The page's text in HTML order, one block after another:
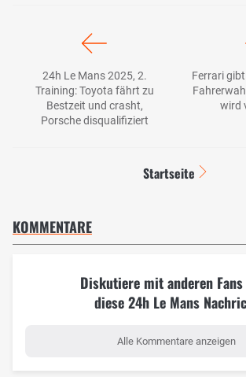
24h Le Mans 2025, 2.
Training: Toyota fährt zu
Bestzeit und crasht,
Porsche disqualifiziert
Ferrari
wird
Startseite
KOMMENTARE
Diskutiere mit anderen
diese 24h Le Mans
Alle Kommentare anzeigen